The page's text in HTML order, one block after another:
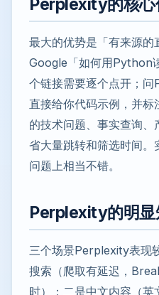
Perplexity的核心
最大的优势是「有来源的
Google「如何用Python
个链接需要逐个点开；
直接给你代码示例，并
的技术问题、事实查询
省大量跳转和筛选时间
问题上相当不错。
Perplexity的明显
三个场景Perplexity表现
搜索（爬取有延迟，
时）；二是中文内容（英